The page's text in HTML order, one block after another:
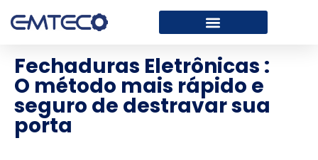
Fechaduras Eletrônicas :
O método mais rápido e
seguro de destravar sua
porta